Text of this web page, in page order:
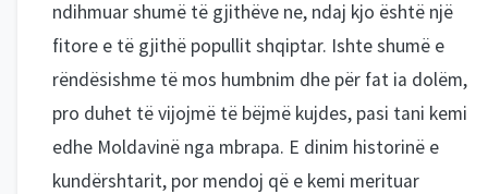
ndihmuar shumë të gjithëve ne, ndaj kjo është një
fitore e të gjithë popullit shqiptar. Ishte shumë e
rëndësishme të mos humbnim dhe për fat ia dolëm,
pro duhet të vijojmë të bëjmë kujdes, pasi tani kemi
edhe Moldavinë nga mbrapa. E dinim historinë e
kundërshtarit, por mendoj që e kemi merituar